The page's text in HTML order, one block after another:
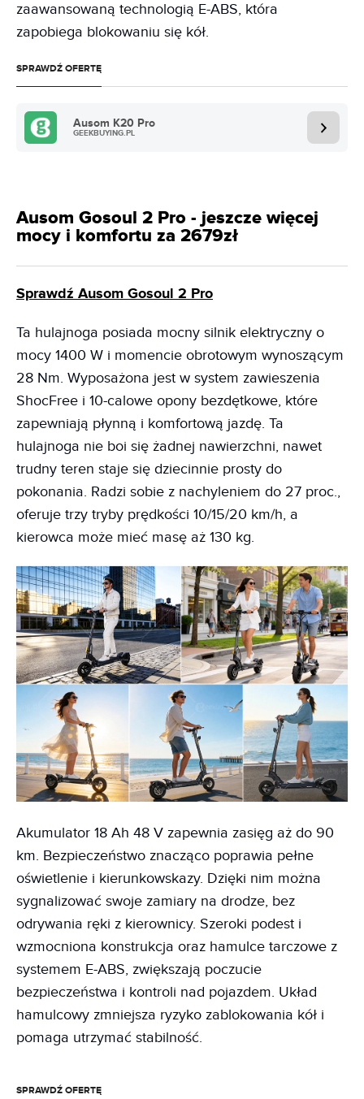
zaawansowaną technologią E-ABS, która
zapobiega blokowaniu się kół.
SPRAWDŹ OFERTĘ
Ausom K20 Pro
GEEKBUYING.PL
Ausom Gosoul 2 Pro - jeszcze więcej
mocy i komfortu za 2679zł
Sprawdź Ausom Gosoul 2 Pro
Ta hulajnoga posiada mocny silnik elektryczny o
mocy 1400 W i momencie obrotowym wynoszącym
28 Nm. Wyposażona jest w system zawieszenia
ShocFree i 10-calowe opony bezdętkowe, które
zapewniają płynną i komfortową jazdę. Ta
hulajnoga nie boi się żadnej nawierzchni, nawet
trudny teren staje się dziecinnie prosty do
pokonania. Radzi sobie z nachyleniem do 27 proc.,
oferuje trzy tryby prędkości 10/15/20 km/h, a
kierowca może mieć masę aż 130 kg.
Akumulator 18 Ah 48 V zapewnia zasięg aż do 90
km. Bezpieczeństwo znacząco poprawia pełne
oświetlenie i kierunkowskazy. Dzięki nim można
sygnalizować swoje zamiary na drodze, bez
odrywania ręki z kierownicy. Szeroki podest i
wzmocniona konstrukcja oraz hamulce tarczowe z
systemem E-ABS, zwiększają poczucie
bezpieczeństwa i kontroli nad pojazdem. Układ
hamulcowy zmniejsza ryzyko zablokowania kół i
pomaga utrzymać stabilność.
SPRAWDŹ OFERTĘ